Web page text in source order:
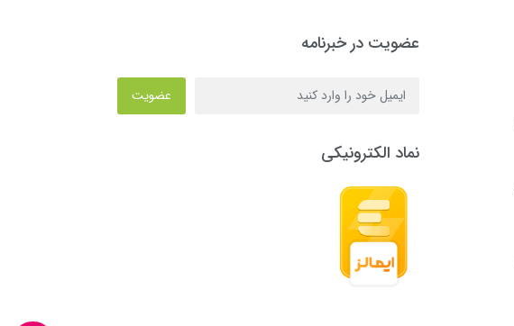
عضویت در خبرنامه
عضویت
نماد الکترونیکی